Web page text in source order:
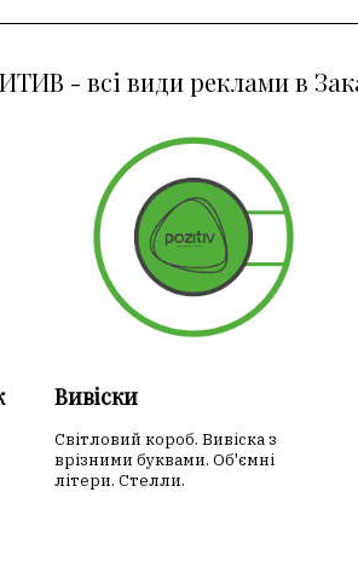
- всі види реклами в
Вивіски
Світловий короб. Вивіска з
врізними буквами. Об'ємні
літери. Стелли.